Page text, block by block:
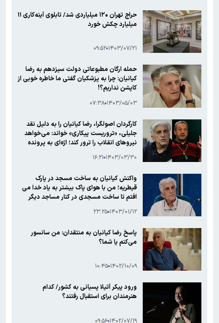
حراج تهران ۱۲۰ میلیاردی شد/ تابلوی آینه‌کاری ۱۱
میلیارد چکش خورد
۱۴۰۳/۰۷/۲۱ ۰۹:۵۲
حمله ارگان مطبوعاتی دولت سیزدهم به رضا
کیانیان: چرا به پزشکیان گفتی ما خاطره خوبی از
کاپشن نداریم؟!
۱۴۰۳/۰۵/۰۳ ۰۷:۳۸
کارگردان اصولگرا، رضا کیانیان را به دلیل نقد
جلیلی، «تروریست پیکاری» خواند: می‌خواهد
نیرو‌های انقلاب را ترور کند؛ اژه‌ای به پرونده
۱۴۰۳/۰۳/۳۰ ۱۶:۲۱
واکنش کیانیان به ساخت مسجد در پارک
قیطریه؛ من با هوای پاک بیشتر به یاد خدا می
افتم تا ساخت مسجدی در کنار مساجد دیگر
۱۴۰۳/۰۱/۱۲ ۲۳:۲۵
پاسخ رضا کیانیان به منتقدان: من سانسور
می‌کنم یا شما؟
۱۴۰۲/۱۰/۰۹ ۱۰:۴۵
ورود پیکر آتیلا پسیانی به کشور/ کدام
هنرمندان برای استقبال رفتند؟
۱۴۰۲/۰۷/۱۹ ۰۹:۵۶